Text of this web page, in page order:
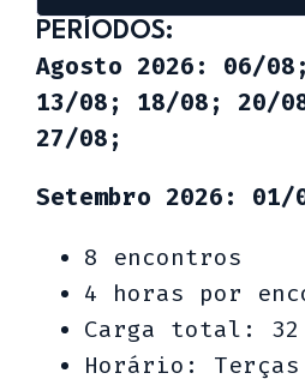
PERÍODOS:
Agosto 2026: 06/
13/08; 18/08; 20/
27/08;
Setembro 2026: 01/
8 encontros
4 horas por
Carga total: 32
Horário: